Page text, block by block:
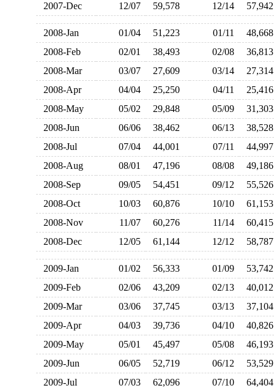
2007-Dec
12/07 59,578 12/14
2008-Jan 01/04 51,223 01/11
2008-Feb
02/01 38,493 02/08
2008-Mar
03/07 27,609 03/14
2008-Apr
04/04 25,250 04/11
2008-May
05/02 29,848 05/09
2008-Jun
06/06 38,462 06/13
2008-Jul
07/04 44,001 07/11
2008-Aug
08/01 47,196 08/08
2008-Sep
09/05 54,451 09/12
2008-Oct
10/03 60,876 10/10
2008-Nov
11/07 60,276 11/14
2008-Dec
12/05 61,144 12/12
2009-Jan 01/02 56,333 01/09
2009-Feb
02/06 43,209 02/13
2009-Mar
03/06 37,745 03/13
2009-Apr
04/03 39,736 04/10
2009-May
05/01 45,497 05/08
2009-Jun
06/05 52,719 06/12
2009-Jul
07/03 62,096 07/10